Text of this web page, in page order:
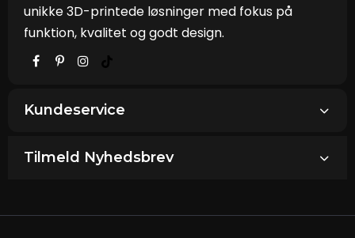
unikke 3D-printede løsninger med fokus på
funktion, kvalitet og godt design.
Kundeservice
Tilmeld Nyhedsbrev